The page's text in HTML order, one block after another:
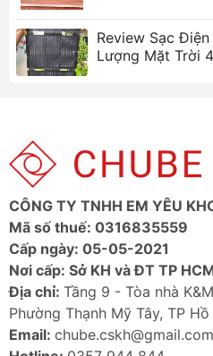
Review Sạc
Lượng Mặt Trời
CÔNG TY TNHH EM YÊU
Mã số thuế: 0316835559
Cấp ngày: 05-05-2021
Nơi cấp: Sở KH và ĐT TP
Địa chỉ: Tầng 9 - Tòa nhà
Phường Thạnh Mỹ Tây, TP
Email: chube.cskh@gmail.com